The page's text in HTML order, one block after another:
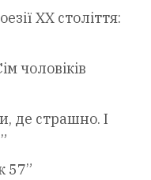
ХХ століття:
чоловіків
де страшно. І
57”